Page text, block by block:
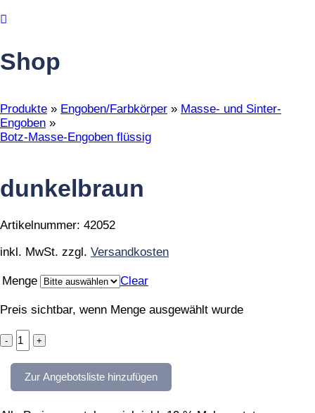
Shop
Produkte » Engoben/Farbkörper » Masse- und Sinter-
Engoben »
Botz-Masse-Engoben flüssig
dunkelbraun
Artikelnummer: 42052
inkl. MwSt. zzgl. Versandkosten
Menge Clear
Preis sichtbar, wenn Menge ausgewählt wurde
dunkelbraun
quantity
Zur Angebotsliste hinzufügen